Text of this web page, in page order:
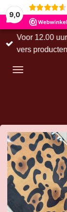
9,0
Voor 12.00
vers